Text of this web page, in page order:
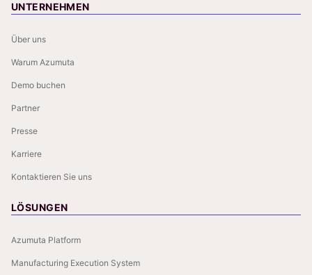
UNTERNEHMEN
Über uns
Warum Azumuta
Demo buchen
Partner
Presse
Karriere
Kontaktieren Sie uns
LÖSUNGEN
Azumuta Platform
Manufacturing Execution System